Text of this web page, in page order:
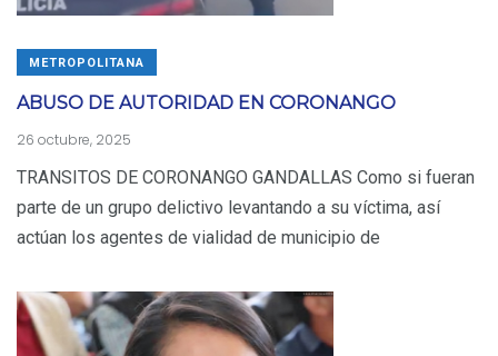
METROPOLITANA
ABUSO DE AUTORIDAD EN CORONANGO
26 octubre, 2025
TRANSITOS DE CORONANGO GANDALLAS Como si fueran
parte de un grupo delictivo levantando a su víctima, así
actúan los agentes de vialidad de municipio de